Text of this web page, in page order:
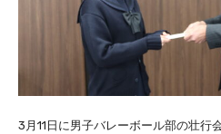
3月11日に男子バレーボール部の壮行